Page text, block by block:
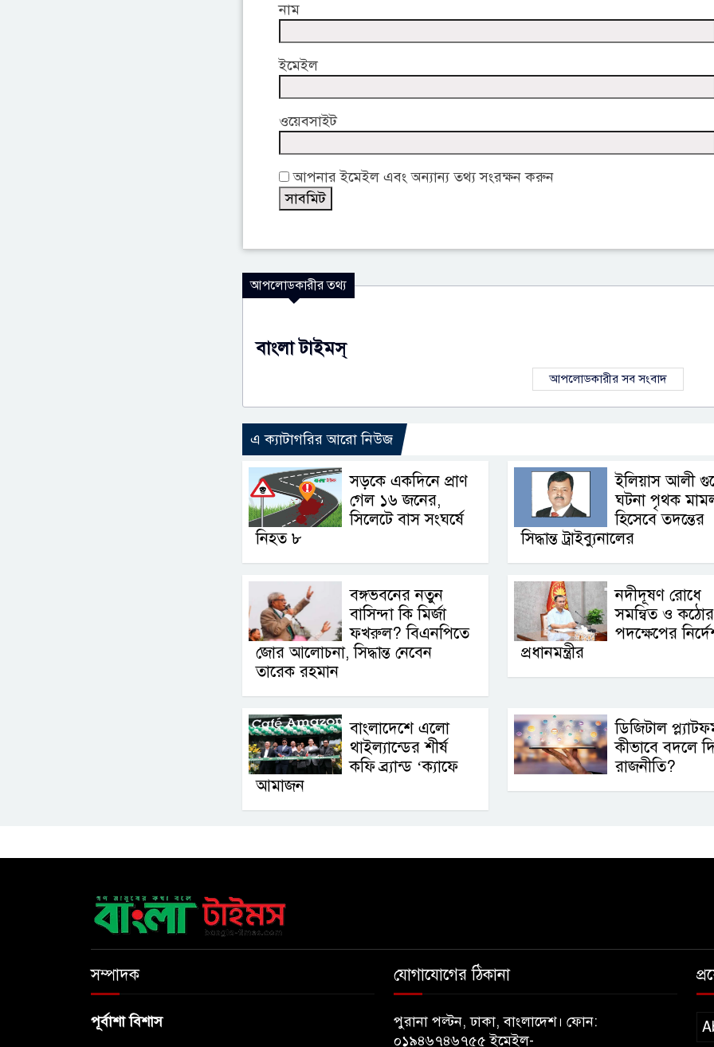
নাম
ইমেইল
ওয়েবসাইট
আপনার ইমেইল এবং অন্যান্য তথ্য সংরক্ষন করুন
আপলোডকারীর তথ্য
বাংলা টাইমস্
আপলোডকারীর সব সংবাদ
এ ক্যাটাগরির আরো নিউজ
সড়কে একদিনে প্রাণ
গেল ১৬ জনের,
সিলেটে বাস সংঘর্ষে
নিহত ৮
ইলিয়াস আলী
ঘটনা পৃথক
হিসেবে তদন্তের
সিদ্ধান্ত ট্রাইব্যুনালের
বঙ্গভবনের নতুন
বাসিন্দা কি মির্জা
ফখরুল? বিএনপিতে
জোর আলোচনা, সিদ্ধান্ত নেবেন
তারেক রহমান
নদীদূষণ রোধে
সমন্বিত ও কঠোর
পদক্ষেপের
প্রধানমন্ত্রীর
বাংলাদেশে এলো
থাইল্যান্ডের শীর্ষ
কফি ব্র্যান্ড ‘ক্যাফে
আমাজন
ডিজিটাল
কীভাবে বদলে
রাজনীতি?
সম্পাদক
পূর্বাশা বিশাস
যোগাযোগের ঠিকানা
পুরানা পল্টন, ঢাকা, বাংলাদেশ। ফোন:
০১৯৪৬৭৪৬৭৫৫ ইমেইল-